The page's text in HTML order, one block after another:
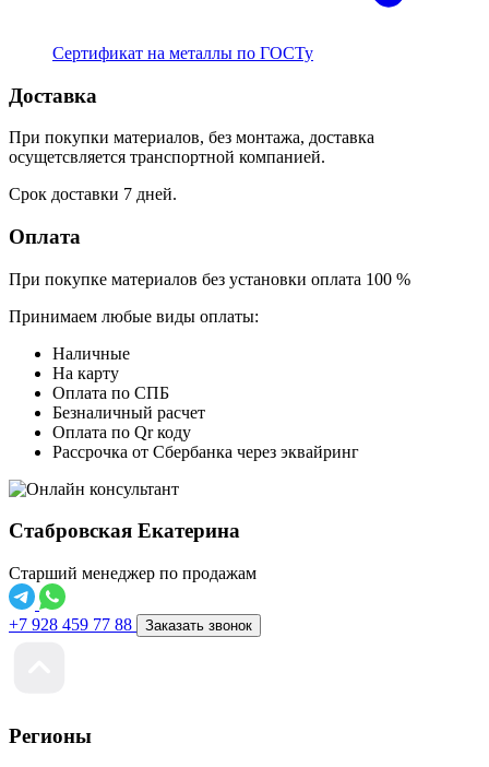
Сертификат на металлы по ГОСТу
Доставка
При покупки материалов, без монтажа, доставка
осущетсвляется транспортной компанией.
Срок доставки 7 дней.
Оплата
При покупке материалов без установки оплата 100 %
Принимаем любые виды оплаты:
Наличные
На карту
Оплата по СПБ
Безналичный расчет
Оплата по Qr коду
Рассрочка от Сбербанка через эквайринг
Стабровская Екатерина
Старший менеджер по продажам
+7 928 459 77 88 Заказать звонок
Регионы